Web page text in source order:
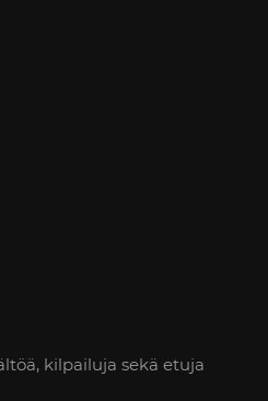
kilpailuja sekä etuja